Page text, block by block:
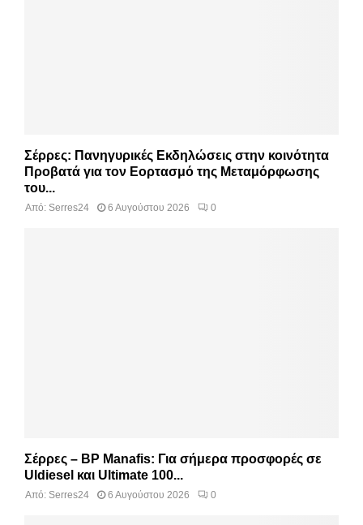
Σέρρες: Πανηγυρικές Εκδηλώσεις στην κοινότητα
Προβατά για τον Εορτασμό της Μεταμόρφωσης
του...
Από: Serres24 6 Αυγούστου 2026 0
Σέρρες – BP Manafis: Για σήμερα προσφορές σε
Uldiesel και Ultimate 100...
Από: Serres24 6 Αυγούστου 2026 0